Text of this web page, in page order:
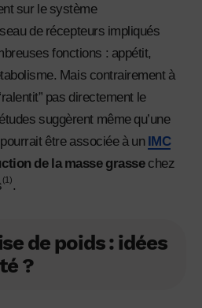
sur le système
de récepteurs impliqués
fonctions : appétit,
Mais contrairement à
pas directement le
suggèrent même qu’une
être associée à un IMC
de la masse grassechez
(1).
de poids : idées
?